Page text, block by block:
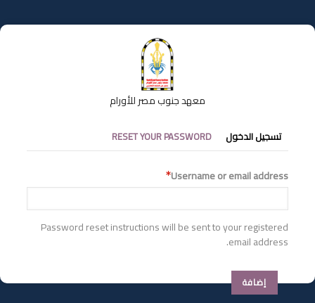
إلى
المحتوى
معهد جنوب مصر للأورام
التبويبات
الأساسية
تسجيل الدخول RESET YOUR PASSWORD
Username or email address
Password reset instructions will be sent to your registered
email address.